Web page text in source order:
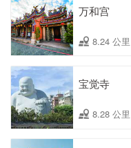
万和宫
8.24 公里
宝觉寺
8.28 公里